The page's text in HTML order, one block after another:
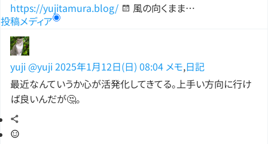
https://yujitamura.blog/
風の向くまま…
投稿メディア
yuji @yuji2025年1月12日(日) 08:04 メモ,日記
最近なんていうか心が活発化してきてる。上手い方向に行け
ば良いんだが🤔。